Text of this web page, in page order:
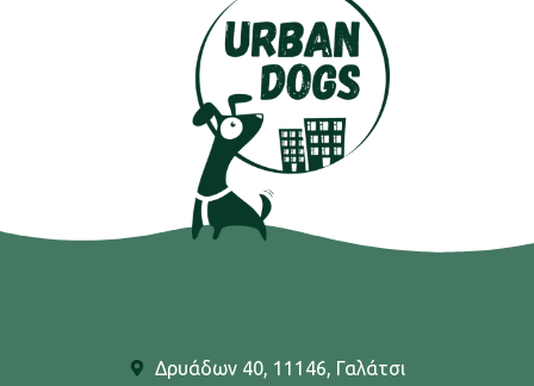
Δρυάδων 40, 11146, Γαλάτσι